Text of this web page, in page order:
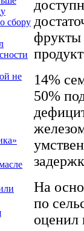
сбору
не
фрукты
14%
50%
На
по
оценил